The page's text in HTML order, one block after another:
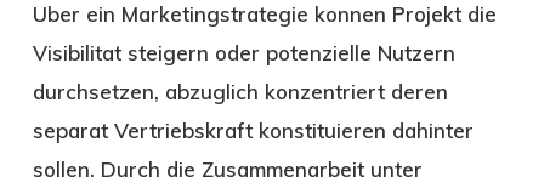
Uber ein Marketingstrategie konnen Projekt die
Visibilitat steigern oder potenzielle Nutzern
durchsetzen, abzuglich konzentriert deren
separat Vertriebskraft konstituieren dahinter
sollen. Durch die Zusammenarbeit unter